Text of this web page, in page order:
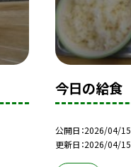
今日の給食
公開日 2026/04/15
更新日 2026/04/15